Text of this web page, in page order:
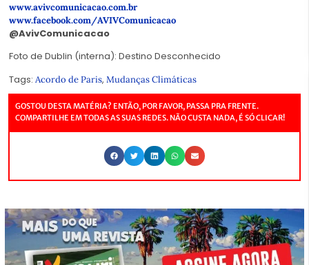
www.avivcomunicacao.com.br
www.facebook.com/AVIVComunicacao
@AvivComunicacao
Foto de Dublin (interna): Destino Desconhecido
Tags: Acordo de Paris, Mudanças Climáticas
GOSTOU DESTA MATÉRIA? ENTÃO, POR FAVOR, PASSA PRA FRENTE.
COMPARTILHE EM TODAS AS SUAS REDES. NÃO CUSTA NADA, É SÓ CLICAR!